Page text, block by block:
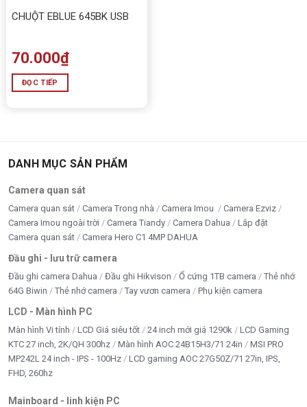
CHUỘT EBLUE 645BK USB
70.000₫
ĐỌC TIẾP
DANH MỤC SẢN PHẨM
Camera quan sát
Camera quan sát Camera Trong nhà Camera Imou
Camera Ezviz
Camera Imou ngoài trời
Camera Tiandy Camera Dahua
Lắp đặt
Camera quan sát
Camera Hero C1 4MP DAHUA
Đầu ghi - lưu trữ camera
Đầu ghi camera Dahua Đầu ghi Hikvison Ổ cứng 1TB camera
Thẻ nhớ
64G Biwin
Thẻ nhớ camera Tay vươn camera Phụ kiện camera
LCD - Màn hình PC
Màn hình Vi tính LCD Giá siêu tốt 24 inch mới giá 1290k
LCD Gaming
KTC 27 inch, 2K/QH 300hz
Màn hình AOC 24B15H3/71 24in
MSI PRO
MP242L 24 inch - IPS - 100Hz
LCD gaming AOC 27G50Z/71 27in, IPS,
FHD, 260hz
Mainboard - linh kiện PC